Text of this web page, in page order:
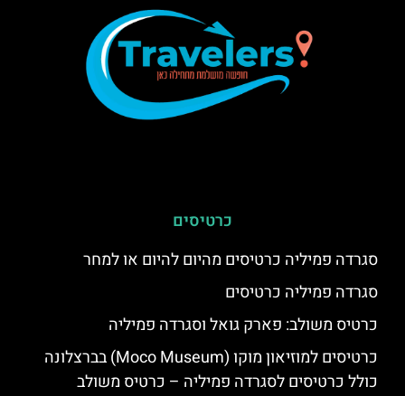
כרטיסים
סגרדה פמיליה כרטיסים מהיום להיום או למחר
סגרדה פמיליה כרטיסים
כרטיס משולב: פארק גואל וסגרדה פמיליה
כרטיסים למוזיאון מוקו (Moco Museum) בברצלונה
כולל כרטיסים לסגרדה פמיליה – כרטיס משולב